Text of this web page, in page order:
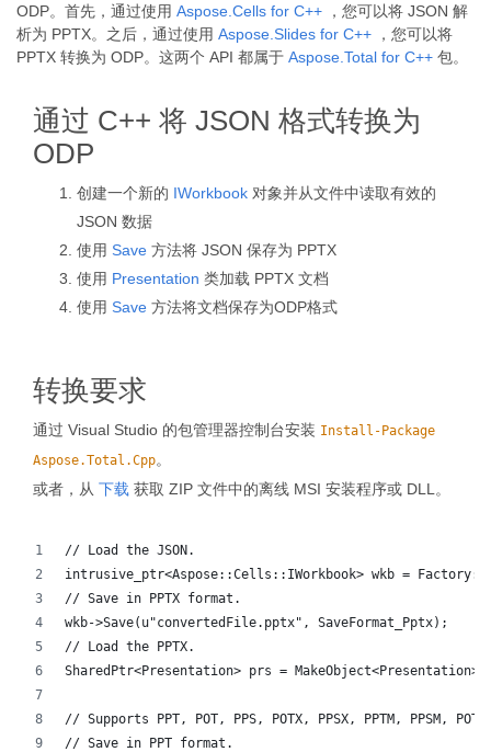
ODP。首先，通过使用 Aspose.Cells for C++ ，您可以将 JSON 解
析为 PPTX。之后，通过使用 Aspose.Slides for C++ ，您可以将
PPTX 转换为 ODP。这两个 API 都属于 Aspose.Total for C++ 包。
通过 C++ 将 JSON 格式转换为
ODP
创建一个新的 IWorkbook 对象并从文件中读取有效的
JSON 数据
使用 Save 方法将 JSON 保存为 PPTX
使用 Presentation 类加载 PPTX 文档
使用 Save 方法将文档保存为ODP格式
转换要求
通过 Visual Studio 的包管理器控制台安装 Install-Package
Aspose.Total.Cpp。
或者，从 下载 获取 ZIP 文件中的离线 MSI 安装程序或 DLL。
// Load the JSON.
intrusive_ptr<Aspose::Cells::IWorkbook> wkb =
// Save in PPTX format.
wkb->Save(u"convertedFile.pptx", SaveFormat_Pptx);
// Load the PPTX.
SharedPtr<Presentation> prs =
// Supports PPT, POT, PPS, POTX, PPSX, PPTM, PPSM,
// Save in PPT format.